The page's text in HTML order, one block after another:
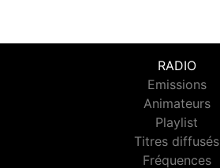
RADIO
Emissions
Animateurs
Playlist
Titres diffusés
Fréquences